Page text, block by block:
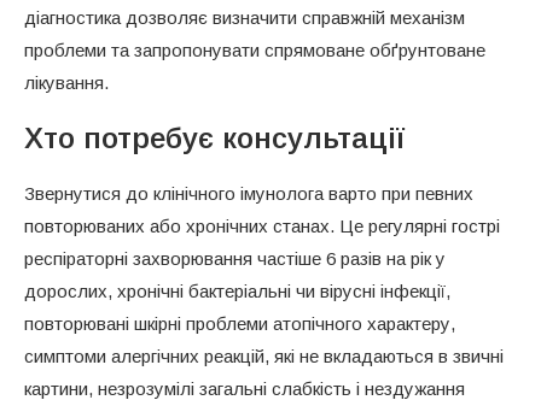
діагностика дозволяє визначити справжній механізм
проблеми та запропонувати спрямоване обґрунтоване
лікування.
Хто потребує консультації
Звернутися до клінічного імунолога варто при певних
повторюваних або хронічних станах. Це регулярні гострі
респіраторні захворювання частіше 6 разів на рік у
дорослих, хронічні бактеріальні чи вірусні інфекції,
повторювані шкірні проблеми атопічного характеру,
симптоми алергічних реакцій, які не вкладаються в звичні
картини, незрозумілі загальні слабкість і нездужання